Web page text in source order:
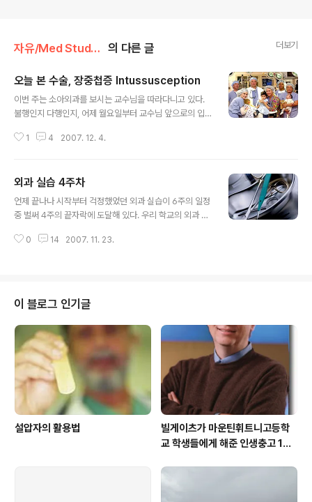
자유/Med Student 의 다른 글 더보기
오늘 본 수술, 장중첩증 Intussusception
이번 주는 소아외과를 보시는 교수님을 따라다니고 있다.
불행인지 다행인지, 어제 월요일부터 교수님 앞으로의 입
환자가 없어서 아쉽다는 표정을 지으며 하루를 보냈었다.
어가기도 했었다. 아무튼, 소아외과 수술을 볼 줄 알았다가
입원 환자가 없어 소아외과 수술을 못 보는 줄 알았으나, 오
늘 아침 응급으로 수술이 잡혀서 프리라운딩을 돌다가 수
차례의 구토와 두어차례의 관장으로 인해 힘이 쪼옥 빠져
1 4 2007. 12. 4.
외과 실습 4주차
언제 끝나나 시작부터 걱정했었던 외과 실습이 6주의 일정
중 벌써 4주의 끝자락에 도달해 있다. 우리 학교의 외과 실
진을 따라 돌고, 담당 교수님의 수술에 스크럽을 서며, 담당
수술방 옵져 및 스크럽을 하고, 오후 회진 돌고 6시 경 병원
을 나서는 그 순간까지 앉을 시간이라곤 수술 시간에 쫒겨
허겁지겁 바쁘게 먹어야 하는 식사시간, 그것도 2시가 될
지 3시가 될지 모르는 그 때 뿐이다. 그러다보니, 허리 아픈
것은 당연하고, 온 몸이 안 쑤시는 곳이 없을 지경이다. 그
러니, 집에 ..
0 14 2007. 11. 23.
이 블로그 인기글
설압자의 활용법
빌게이츠가 마운틴휘트니고등학
교 학생들에게 해준 인생충고 10